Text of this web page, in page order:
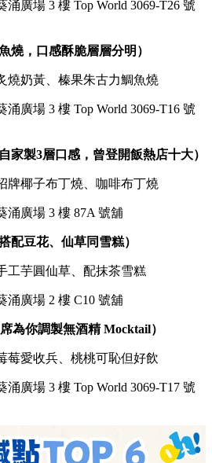
涌廣場 3 樓 Top World 3069-T26 號
燒，口感酥脆層層分明）
燒奶黃、榛果朱古力鯛魚燒
涌廣場 3 樓 Top World 3069-T16 號
家製3層口感，曾登開飯熱店十大）
牌椰子布丁燒、咖啡布丁燒
涌廣場 3 樓 87A 號舖
配豆花、仙草同雪糕）
工芋圓仙草、配抹茶雪糕
涌廣場 2 樓 C10 號舖
為你調製無酒精 Mocktail）
莓愛收兵、桃桃可恥但好飲
涌廣場 3 樓 Top World 3069-T17 號